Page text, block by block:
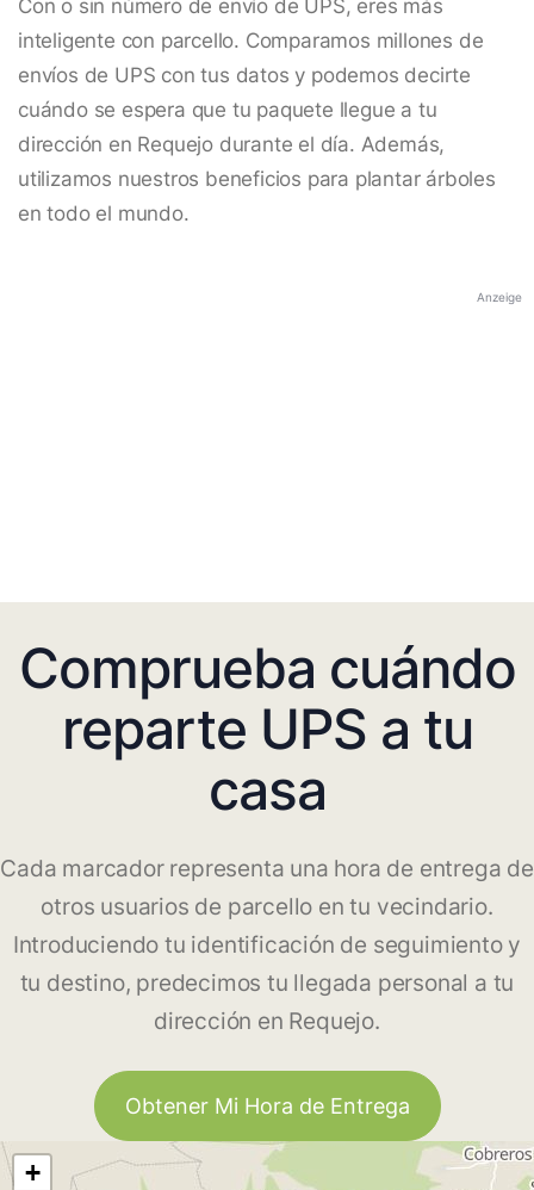
Con o sin número de envío de UPS, eres más
inteligente con parcello. Comparamos millones de
envíos de UPS con tus datos y podemos decirte
cuándo se espera que tu paquete llegue a tu
dirección en Requejo durante el día. Además,
utilizamos nuestros beneficios para plantar árboles
en todo el mundo.
Anzeige
Comprueba cuándo
reparte UPS a tu
casa
Cada marcador representa una hora de entrega de
otros usuarios de parcello en tu vecindario.
Introduciendo tu identificación de seguimiento y
tu destino, predecimos tu llegada personal a tu
dirección en Requejo.
Obtener Mi Hora de Entrega
+